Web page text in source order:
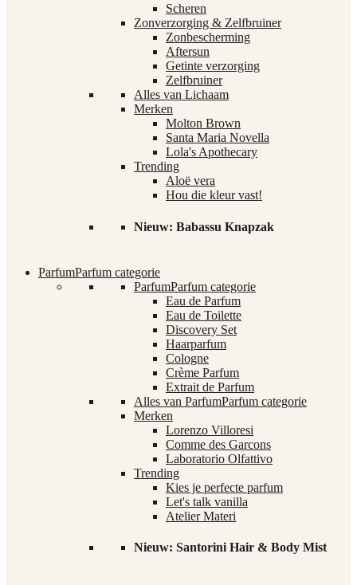
Scheren
Zonverzorging & Zelfbruiner
Zonbescherming
Aftersun
Getinte verzorging
Zelfbruiner
Alles van Lichaam
Merken
Molton Brown
Santa Maria Novella
Lola's Apothecary
Trending
Aloë vera
Hou die kleur vast!
Nieuw: Babassu Knapzak
ParfumParfum categorie
ParfumParfum categorie
Eau de Parfum
Eau de Toilette
Discovery Set
Haarparfum
Cologne
Crème Parfum
Extrait de Parfum
Alles van ParfumParfum categorie
Merken
Lorenzo Villoresi
Comme des Garcons
Laboratorio Olfattivo
Trending
Kies je perfecte parfum
Let's talk vanilla
Atelier Materi
Nieuw: Santorini Hair & Body Mist